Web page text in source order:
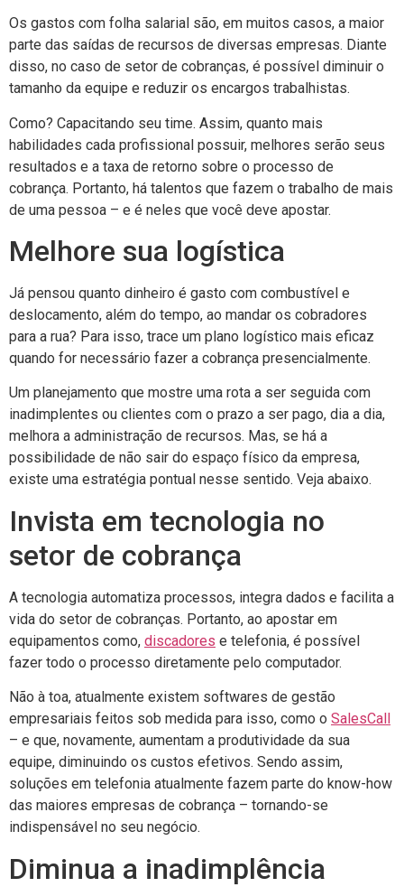
Os gastos com folha salarial são, em muitos casos, a maior
parte das saídas de recursos de diversas empresas. Diante
disso, no caso de setor de cobranças, é possível diminuir o
tamanho da equipe e reduzir os encargos trabalhistas.
Como? Capacitando seu time. Assim, quanto mais
habilidades cada profissional possuir, melhores serão seus
resultados e a taxa de retorno sobre o processo de
cobrança. Portanto, há talentos que fazem o trabalho de mais
de uma pessoa – e é neles que você deve apostar.
Melhore sua logística
Já pensou quanto dinheiro é gasto com combustível e
deslocamento, além do tempo, ao mandar os cobradores
para a rua? Para isso, trace um plano logístico mais eficaz
quando for necessário fazer a cobrança presencialmente.
Um planejamento que mostre uma rota a ser seguida com
inadimplentes ou clientes com o prazo a ser pago, dia a dia,
melhora a administração de recursos. Mas, se há a
possibilidade de não sair do espaço físico da empresa,
existe uma estratégia pontual nesse sentido. Veja abaixo.
Invista em tecnologia no
setor de cobrança
A tecnologia automatiza processos, integra dados e facilita a
vida do setor de cobranças. Portanto, ao apostar em
equipamentos como, discadores e telefonia, é possível
fazer todo o processo diretamente pelo computador.
Não à toa, atualmente existem softwares de gestão
empresariais feitos sob medida para isso, como o SalesCall
– e que, novamente, aumentam a produtividade da sua
equipe, diminuindo os custos efetivos. Sendo assim,
soluções em telefonia atualmente fazem parte do know-how
das maiores empresas de cobrança – tornando-se
indispensável no seu negócio.
Diminua a inadimplência